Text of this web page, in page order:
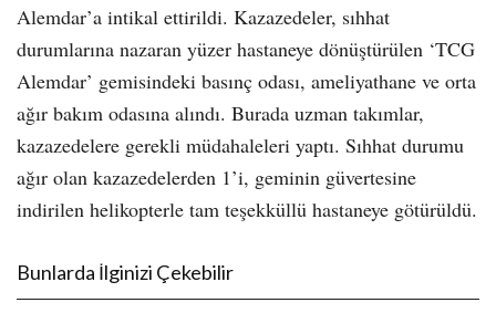
Alemdar’a intikal ettirildi. Kazazedeler, sıhhat
durumlarına nazaran yüzer hastaneye dönüştürülen ‘TCG
Alemdar’ gemisindeki basınç odası, ameliyathane ve orta
ağır bakım odasına alındı. Burada uzman takımlar,
kazazedelere gerekli müdahaleleri yaptı. Sıhhat durumu
ağır olan kazazedelerden 1’i, geminin güvertesine
indirilen helikopterle tam teşekküllü hastaneye götürüldü.
Bunlarda İlginizi Çekebilir